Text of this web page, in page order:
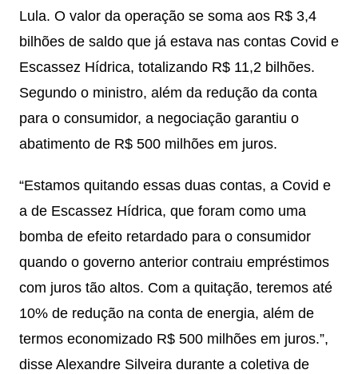
Lula. O valor da operação se soma aos R$ 3,4
bilhões de saldo que já estava nas contas Covid e
Escassez Hídrica, totalizando R$ 11,2 bilhões.
Segundo o ministro, além da redução da conta
para o consumidor, a negociação garantiu o
abatimento de R$ 500 milhões em juros.
“Estamos quitando essas duas contas, a Covid e
a de Escassez Hídrica, que foram como uma
bomba de efeito retardado para o consumidor
quando o governo anterior contraiu empréstimos
com juros tão altos. Com a quitação, teremos até
10% de redução na conta de energia, além de
termos economizado R$ 500 milhões em juros.”,
disse Alexandre Silveira durante a coletiva de